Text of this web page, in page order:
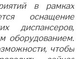
в рамках
оснащение
диспансеров,
оборудованием.
чтобы